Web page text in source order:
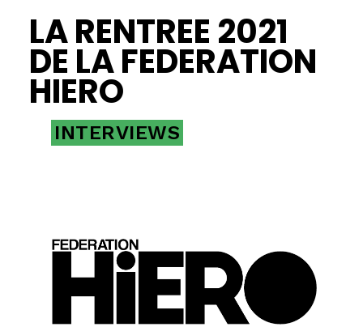
LA RENTREE 2021
DE LA FEDERATION
HIERO
INTERVIEWS